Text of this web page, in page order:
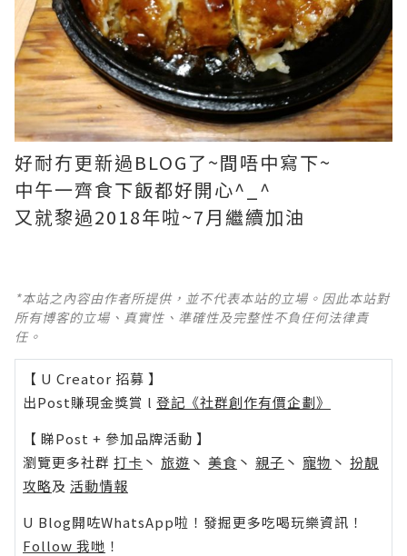
好耐冇更新過BLOG了~間唔中寫下~
中午一齊食下飯都好開心^_^
又就黎過2018年啦~7月繼續加油
*本站之內容由作者所提供，並不代表本站的立場。因此本站對
所有博客的立場、真實性、準確性及完整性不負任何法律責
任。
【 U Creator 招募 】
出Post賺現金獎賞 l 登記《社群創作有價企劃》
【 睇Post + 參加品牌活動 】
瀏覽更多社群 打卡 丶 旅遊 丶 美食 丶 親子 丶 寵物 丶 扮靚
攻略及 活動情報
U Blog開咗WhatsApp啦！發掘更多吃喝玩樂資訊！
Follow 我哋 ！